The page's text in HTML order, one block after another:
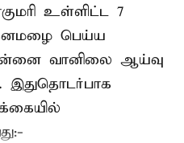
உள்ளிட்ட 7
பெய்ய
வானிலை ஆய்வு
இதுதொடர்பாக